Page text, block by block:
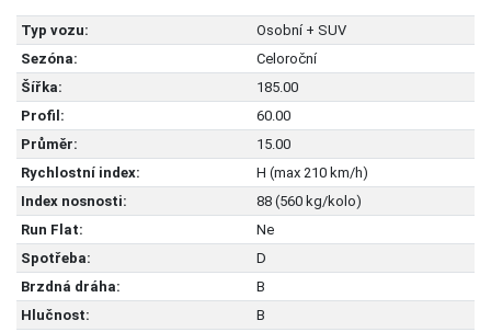
Typ vozu:
Osobní + SUV
Sezóna:
Celoroční
Šířka:
185.00
Profil:
60.00
Průměr:
15.00
Rychlostní index:
H (max 210 km/h)
Index nosnosti:
88 (560 kg/kolo)
Run Flat:
Ne
Spotřeba:
D
Brzdná dráha:
B
Hlučnost:
B